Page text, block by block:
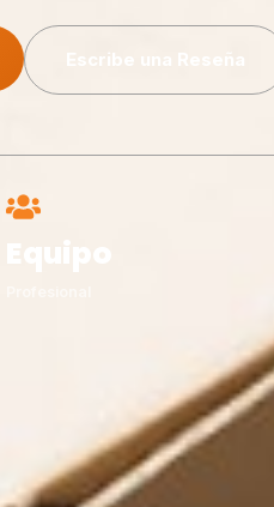
Escribe una Reseña
Equipo